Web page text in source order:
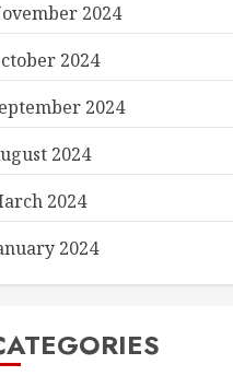
2024
2024
2024
2024
2024
2024